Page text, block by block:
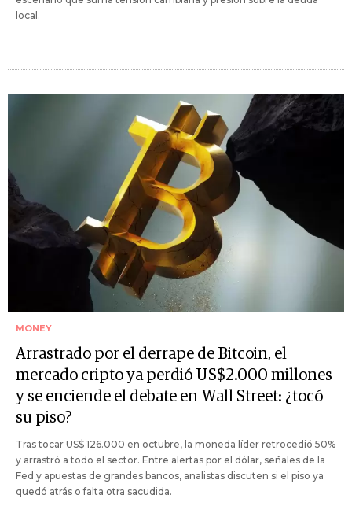
local.
MONEY
Arrastrado por el derrape de Bitcoin, el
mercado cripto ya perdió US$2.000 millones
y se enciende el debate en Wall Street: ¿tocó
su piso?
Tras tocar US$ 126.000 en octubre, la moneda líder retrocedió 50%
y arrastró a todo el sector. Entre alertas por el dólar, señales de la
Fed y apuestas de grandes bancos, analistas discuten si el piso ya
quedó atrás o falta otra sacudida.